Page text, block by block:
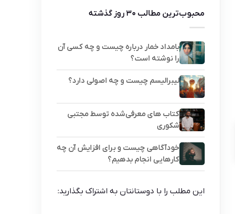
محبوب‌ترین مطالب ۳۰ روز گذشته
بامداد خمار درباره چیست و چه کسی آن
را نوشته است؟
لیبرالیسم چیست و چه اصولی دارد؟
کتاب های معرفی‌شده توسط مجتبی
شکوری
خودآگاهی چیست و برای افزایش آن چه
کارهایی انجام بدهیم؟
این مطلب را با دوستانتان به اشتراک بگذارید: